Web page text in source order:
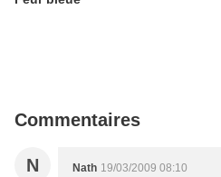
Commentaires
N Nath 19/03/2009 08:10